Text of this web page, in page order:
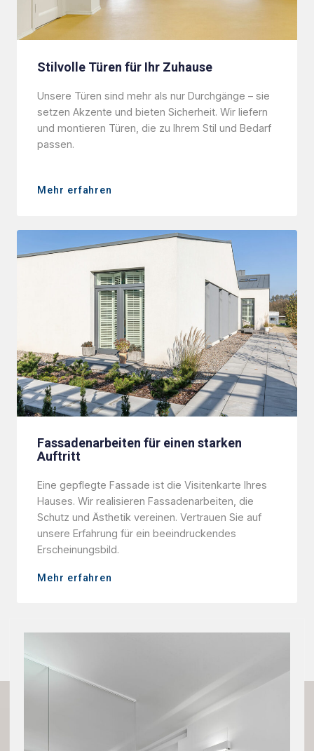
Stilvolle Türen für Ihr Zuhause
Unsere Türen sind mehr als nur Durchgänge – sie
setzen Akzente und bieten Sicherheit. Wir liefern
und montieren Türen, die zu Ihrem Stil und Bedarf
passen.
Mehr erfahren
Fassadenarbeiten für einen starken
Auftritt
Eine gepflegte Fassade ist die Visitenkarte Ihres
Hauses. Wir realisieren Fassadenarbeiten, die
Schutz und Ästhetik vereinen. Vertrauen Sie auf
unsere Erfahrung für ein beeindruckendes
Erscheinungsbild.
Mehr erfahren